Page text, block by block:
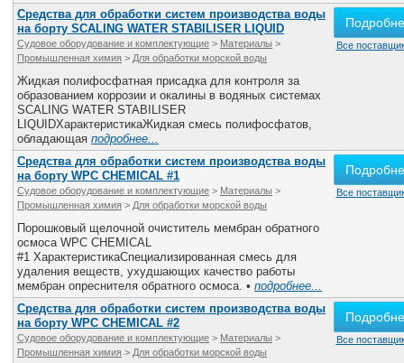
Средства для обработки систем производства воды
на борту SCALING WATER STABILISER LIQUID
Судовое оборудование и комплектующие > Материалы >
Промышленная химия > Для обработки морской воды
Жидкая полифосфатная присадка для контроля за
образованием коррозии и окалины в водяных системах
SCALING WATER STABILISER
LIQUIDХарактеристикаЖидкая смесь полифосфатов,
обладающая подробнее...
Все
Средства для обработки систем производства воды
на борту WPC CHEMICAL #1
Судовое оборудование и комплектующие > Материалы >
Промышленная химия > Для обработки морской воды
Порошковый щелочной очиститель мембран обратного
осмоса WPC CHEMICAL
#1 ХарактеристикаСпециализированная смесь для
удаления веществ, ухудшающих качество работы
мембран опреснителя обратного осмоса. • подробнее...
Все
Средства для обработки систем производства воды
на борту WPC CHEMICAL #2
Судовое оборудование и комплектующие > Материалы >
Промышленная химия > Для обработки морской воды
Все